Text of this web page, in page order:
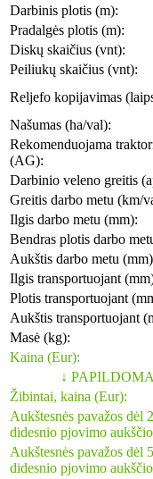
Darbinis plotis (m):
Pradalgės plotis (m):
Diskų skaičius (vnt):
Peiliukų skaičius (vnt):
Reljefo kopijavimas
Našumas (ha/val):
Rekomenduojama
(AG):
Darbinio veleno greitis
Greitis darbo metu (km/
Ilgis darbo metu (mm):
Bendras plotis darbo
Aukštis darbo metu
Ilgis transportuojant
Plotis transportuojant
Aukštis transportuojant
Masė (kg):
Kaina (Eur):
↓
Žibintai, kaina (Eur):
Aukštesnės pavažos dėl
didesnio pjovimo
Aukštesnės pavažos dėl
didesnio pjovimo